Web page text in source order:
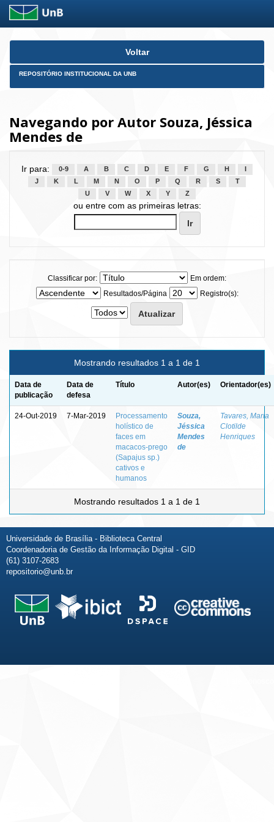
Skip
Voltar
REPOSITÓRIO INSTITUCIONAL DA UNB
Navegando por Autor Souza, Jéssica
Mendes de
Ir para: 0-9 A B C D E F G H
J
K L M N O P Q R S
T
U
V W X Y Z
ou entre com as primeiras letras:
Classificar por:
Em ordem:
Resultados/Página
Registro(s):
Mostrando resultados 1 a 1 de 1
Data de
publicação
Data de
defesa
Título Autor(es) Orientador(es)
24-Out-2019 7-Mar-2019
Processamento
holístico de
faces em
macacos-prego
(Sapajus sp.)
cativos e
humanos
Souza,
Jéssica
Mendes
de
Tavares, Maria
Clotilde
Henriques
Mostrando resultados 1 a 1 de 1
Universidade de Brasília - Biblioteca Central
Coordenadoria de Gestão da Informação Digital - GID
(61) 3107-2683
repositorio@unb.br